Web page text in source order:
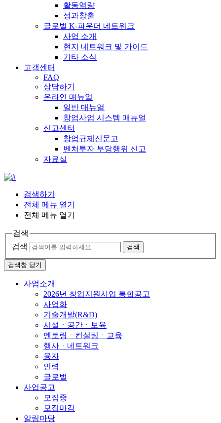
활동역량
성과창출
글로벌 K-파운더 네트워크
사업 소개
현지 네트워크 및 가이드
기타 소식
고객센터
FAQ
상담하기
온라인 매뉴얼
일반 매뉴얼
창업사업 시스템 매뉴얼
신고센터
창업규제신문고
벤처투자 부당행위 신고
자료실
검색하기
전체 메뉴 열기
전체 메뉴 열기
검색
검색
검색
검색창 닫기
사업소개
2026년 창업지원사업 통합공고
사업화
기술개발(R&D)
시설ㆍ공간ㆍ보육
멘토링ㆍ컨설팅ㆍ교육
행사ㆍ네트워크
융자
인력
글로벌
사업공고
모집중
모집마감
알림마당